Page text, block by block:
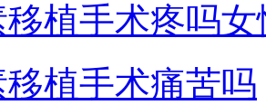
植手术疼吗女
植手术痛苦吗